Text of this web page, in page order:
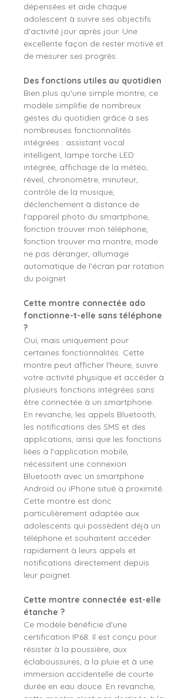
dépensées et aide chaque
adolescent à suivre ses objectifs
d'activité jour après jour. Une
excellente façon de rester motivé et
de mesurer ses progrès.
Des fonctions utiles au quotidien
Bien plus qu'une simple montre, ce
modèle simplifie de nombreux
gestes du quotidien grâce à ses
nombreuses fonctionnalités
intégrées : assistant vocal
intelligent, lampe torche LED
intégrée, affichage de la météo,
réveil, chronomètre, minuteur,
contrôle de la musique,
déclenchement à distance de
l'appareil photo du smartphone,
fonction trouver mon téléphone,
fonction trouver ma montre, mode
ne pas déranger, allumage
automatique de l'écran par rotation
du poignet.
Cette montre connectée ado
fonctionne-t-elle sans téléphone
?
Oui, mais uniquement pour
certaines fonctionnalités. Cette
montre peut afficher l'heure, suivre
votre activité physique et accéder à
plusieurs fonctions intégrées sans
être connectée à un smartphone.
En revanche, les appels Bluetooth,
les notifications des SMS et des
applications, ainsi que les fonctions
liées à l'application mobile,
nécessitent une connexion
Bluetooth avec un smartphone
Android ou iPhone situé à proximité.
Cette montre est donc
particulièrement adaptée aux
adolescents qui possèdent déjà un
téléphone et souhaitent accéder
rapidement à leurs appels et
notifications directement depuis
leur poignet.
Cette montre connectée est-elle
étanche ?
Ce modèle bénéficie d'une
certification IP68. Il est conçu pour
résister à la poussière, aux
éclaboussures, à la pluie et à une
immersion accidentelle de courte
durée en eau douce. En revanche,